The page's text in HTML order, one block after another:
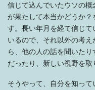
信じて込んでいたウソの
が果たして本当かどうか
す。長い年月を経て信じ
いるので、それ以外の考
ら、他の人の話を聞いた
だったり、新しい視野を取
そうやって、自分を知っ